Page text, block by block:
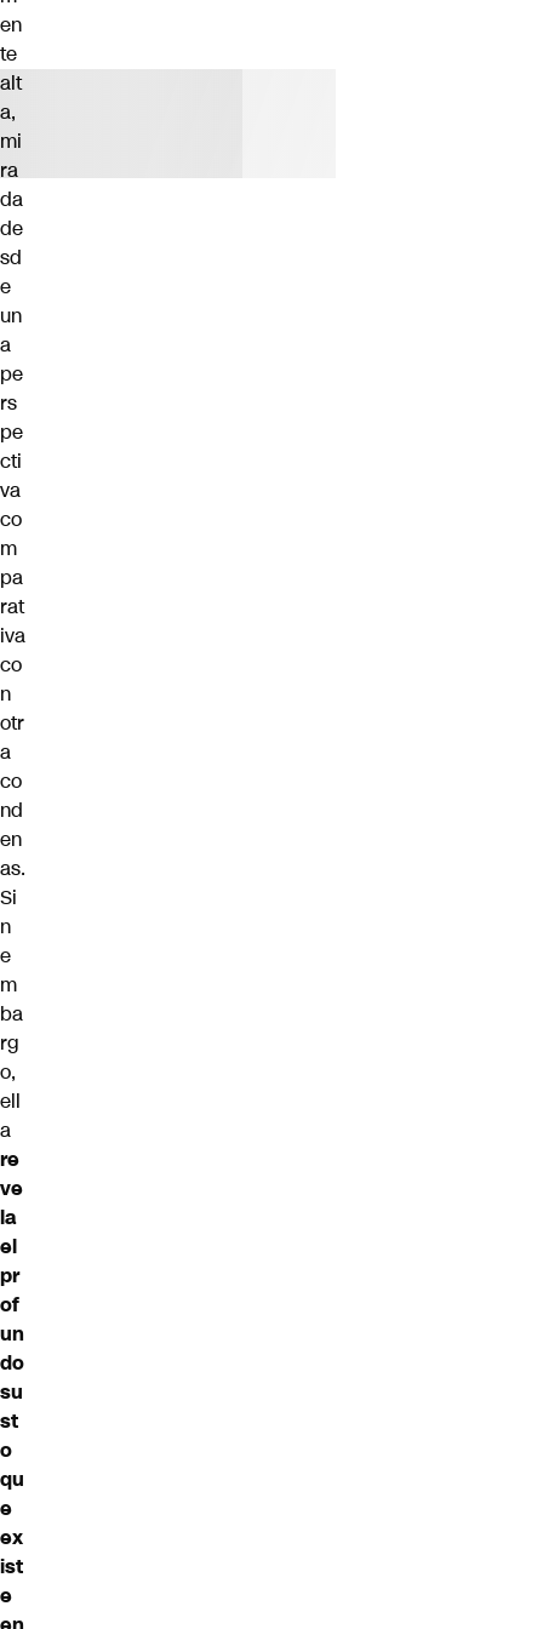
en
te
alt
a,
mi
ra
da
de
sd
e
un
a
pe
rs
pe
cti
va
co
m
pa
rat
iva
co
n
otr
a
co
nd
en
as.
Si
n
e
m
ba
rg
o,
ell
a
re
ve
la
el
pr
of
un
do
su
st
o
qu
e
ex
ist
e